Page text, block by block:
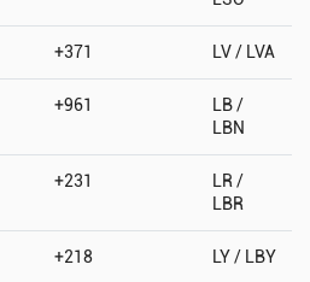
+371 LV / LVA
+961
LB /
LBN
+231
LR /
LBR
+218 LY / LBY